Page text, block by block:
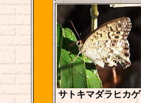
サトキマダラヒカゲ